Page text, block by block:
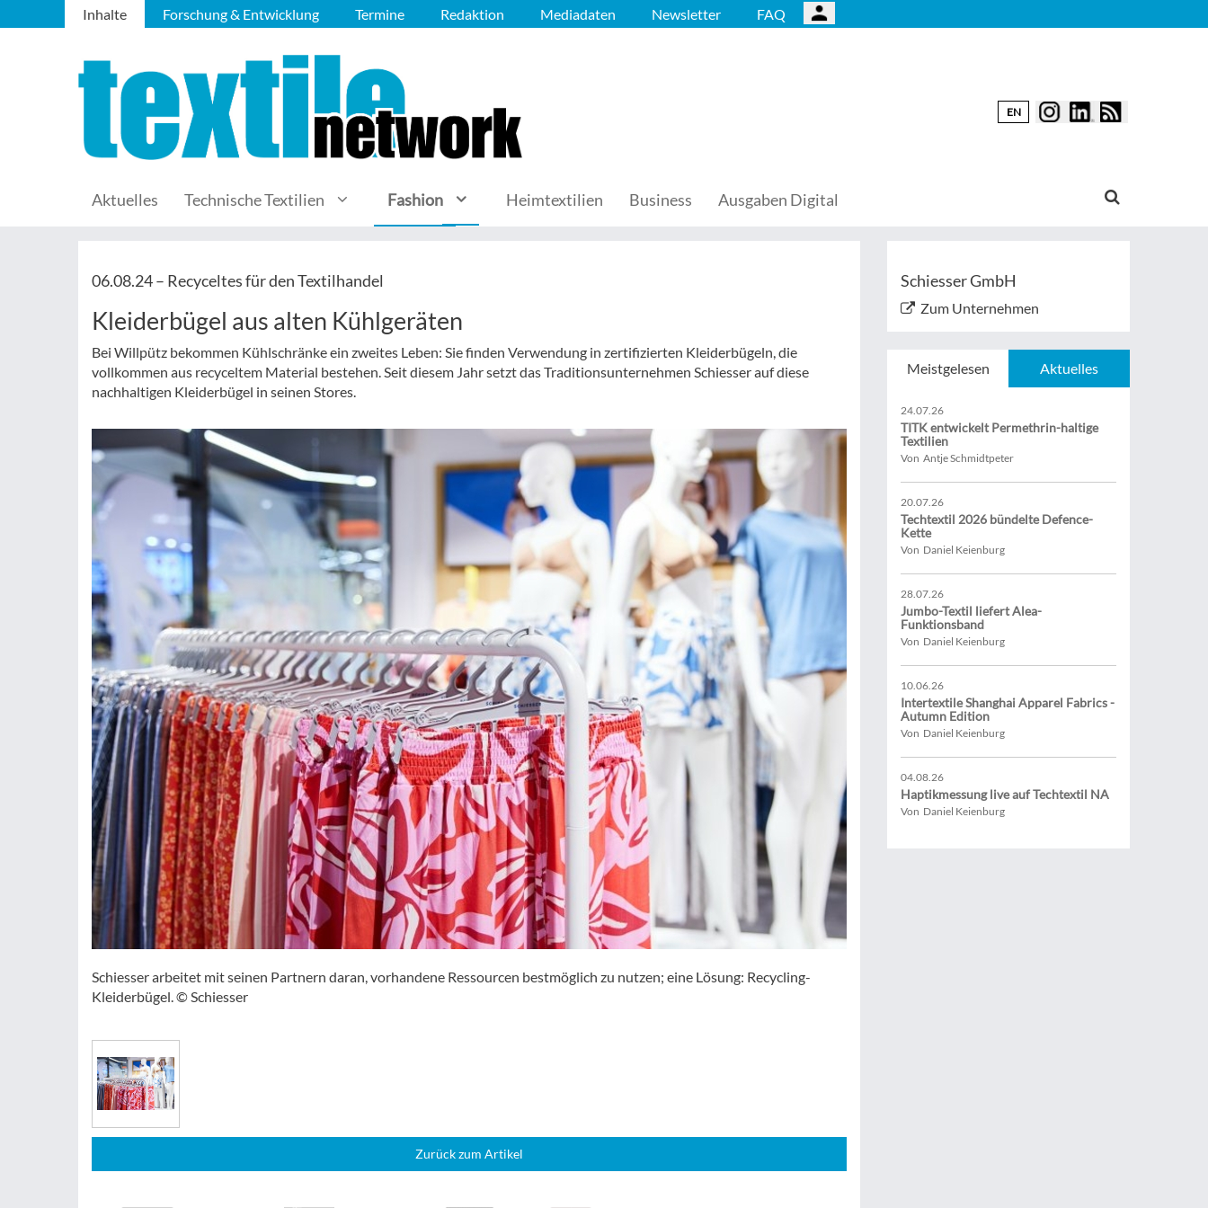
Inhalte Forschung & Entwicklung Termine Redaktion Mediadaten Newsletter FAQ
EN
Aktuelles Technische Textilien Fashion Heimtextilien Business Ausgaben Digital
06.08.24 – Recyceltes für den Textilhandel
Kleiderbügel aus alten Kühlgeräten
Bei Willpütz bekommen Kühlschränke ein zweites Leben: Sie finden Verwendung in zertifizierten Kleiderbügeln, die
vollkommen aus recyceltem Material bestehen. Seit diesem Jahr setzt das Traditionsunternehmen Schiesser auf diese
nachhaltigen Kleiderbügel in seinen Stores.
Schiesser arbeitet mit seinen Partnern daran, vorhandene Ressourcen bestmöglich zu nutzen; eine Lösung: Recycling-
Kleiderbügel. © Schiesser
Zurück zum Artikel
Schiesser GmbH
Zum Unternehmen
Meistgelesen Aktuelles
24.07.26
TITK entwickelt Permethrin-haltige
Textilien
Von Antje Schmidtpeter
20.07.26
Techtextil 2026 bündelte Defence-
Kette
Von Daniel Keienburg
28.07.26
Jumbo-Textil liefert Alea-
Funktionsband
Von Daniel Keienburg
10.06.26
Intertextile Shanghai Apparel Fabrics -
Autumn Edition
Von Daniel Keienburg
04.08.26
Haptikmessung live auf Techtextil NA
Von Daniel Keienburg